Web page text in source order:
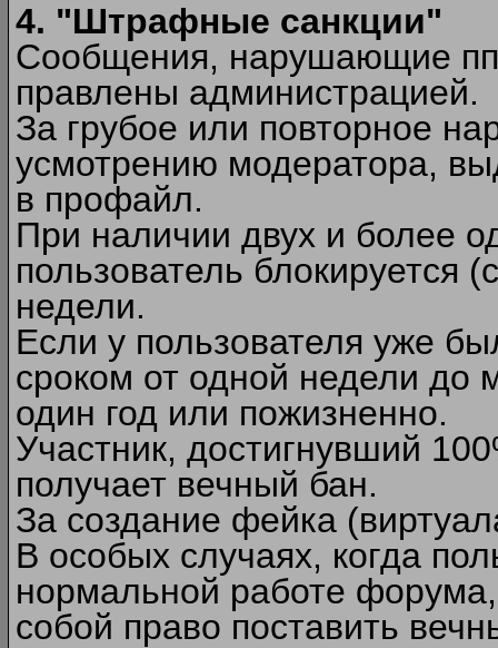
4. "Штрафные санкции"
Сообщения, нарушающие
правлены администрацией.
За грубое или повторное
усмотрению модератора,
в профайл.
При наличии двух и более
пользователь блокируется
недели.
Если у пользователя уже
сроком от одной недели до
один год или пожизненно.
Участник, достигнувший
получает вечный бан.
За создание фейка
В особых случаях, когда
нормальной работе
собой право поставить